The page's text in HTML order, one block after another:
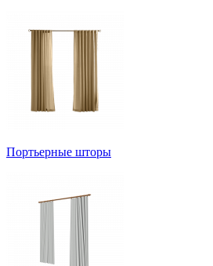
Портьерные шторы